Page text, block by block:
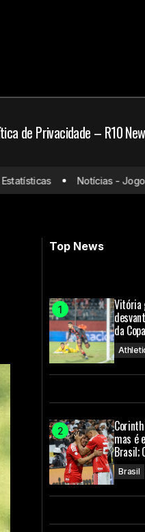
de Privacidade – R10
Wilton Pereira
jogo de abertura
Notícias - Jogos -
Top News
Vitória
da
mas é
Brasil;
Brasil